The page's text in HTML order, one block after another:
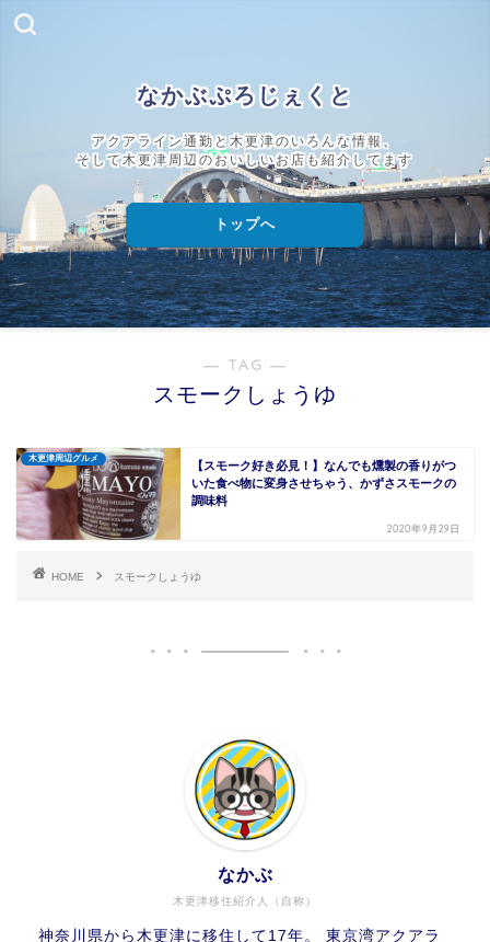
なかぶぷろじぇくと
アクアライン通勤と木更津のいろんな情報、
そして木更津周辺のおいしいお店も紹介してます
トップへ
― TAG ―
スモークしょうゆ
木更津周辺グルメ
【スモーク好き必見！】なんでも燻製の香りがつ
いた食べ物に変身させちゃう、かずさスモークの
調味料
2020年9月29日
HOME スモークしょうゆ
木更津移住紹介人（自称）
なかぶ
神奈川県から木更津に移住して17年。 東京湾アクアラ